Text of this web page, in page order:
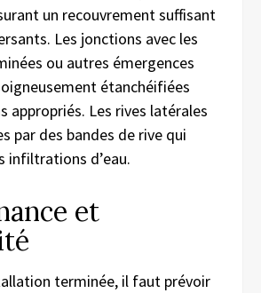
un recouvrement suffisant
Les jonctions avec les
ou autres émergences
étanchéifiées
appropriés. Les rives latérales
par des bandes de rive qui
infiltrations d’eau.
et
terminée, il faut prévoir